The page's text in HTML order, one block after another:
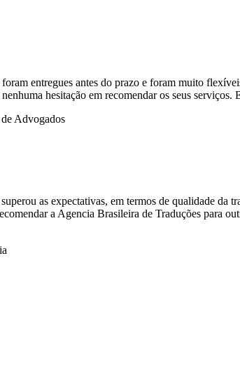
entregues antes do prazo e foram muito
hesitação em recomendar os seus
as expectativas, em termos de qualidade da
a Agencia Brasileira de Traduções para